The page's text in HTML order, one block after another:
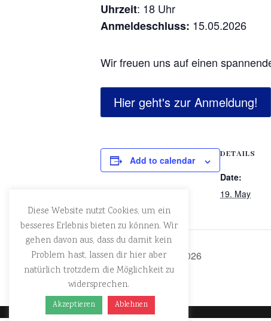
Uhrzeit: 18 Uhr
Anmeldeschluss: 15.05.2026
Wir freuen uns auf einen
Hier geht's zur Anmeldung!
Add to calendar
DETAILS
Date:
19. May
London Tour 2026
Diese Website nutzt Cookies, um ein
besseres Erlebnis bieten zu können. Wir
gehen davon aus, dass du damit kein
Problem hast, lassen dir hier aber
natürlich trotzdem die Möglichkeit zu
widersprechen.
Akzeptieren Ablehnen